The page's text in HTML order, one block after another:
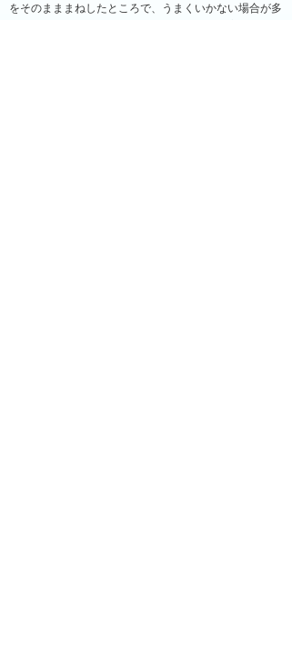
をそのまままねしたところで、うまくいかない場合が多